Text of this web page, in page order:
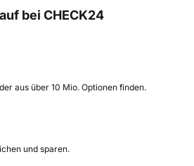
bei CHECK24
aus über 10 Mio. Optionen finden.
und sparen.